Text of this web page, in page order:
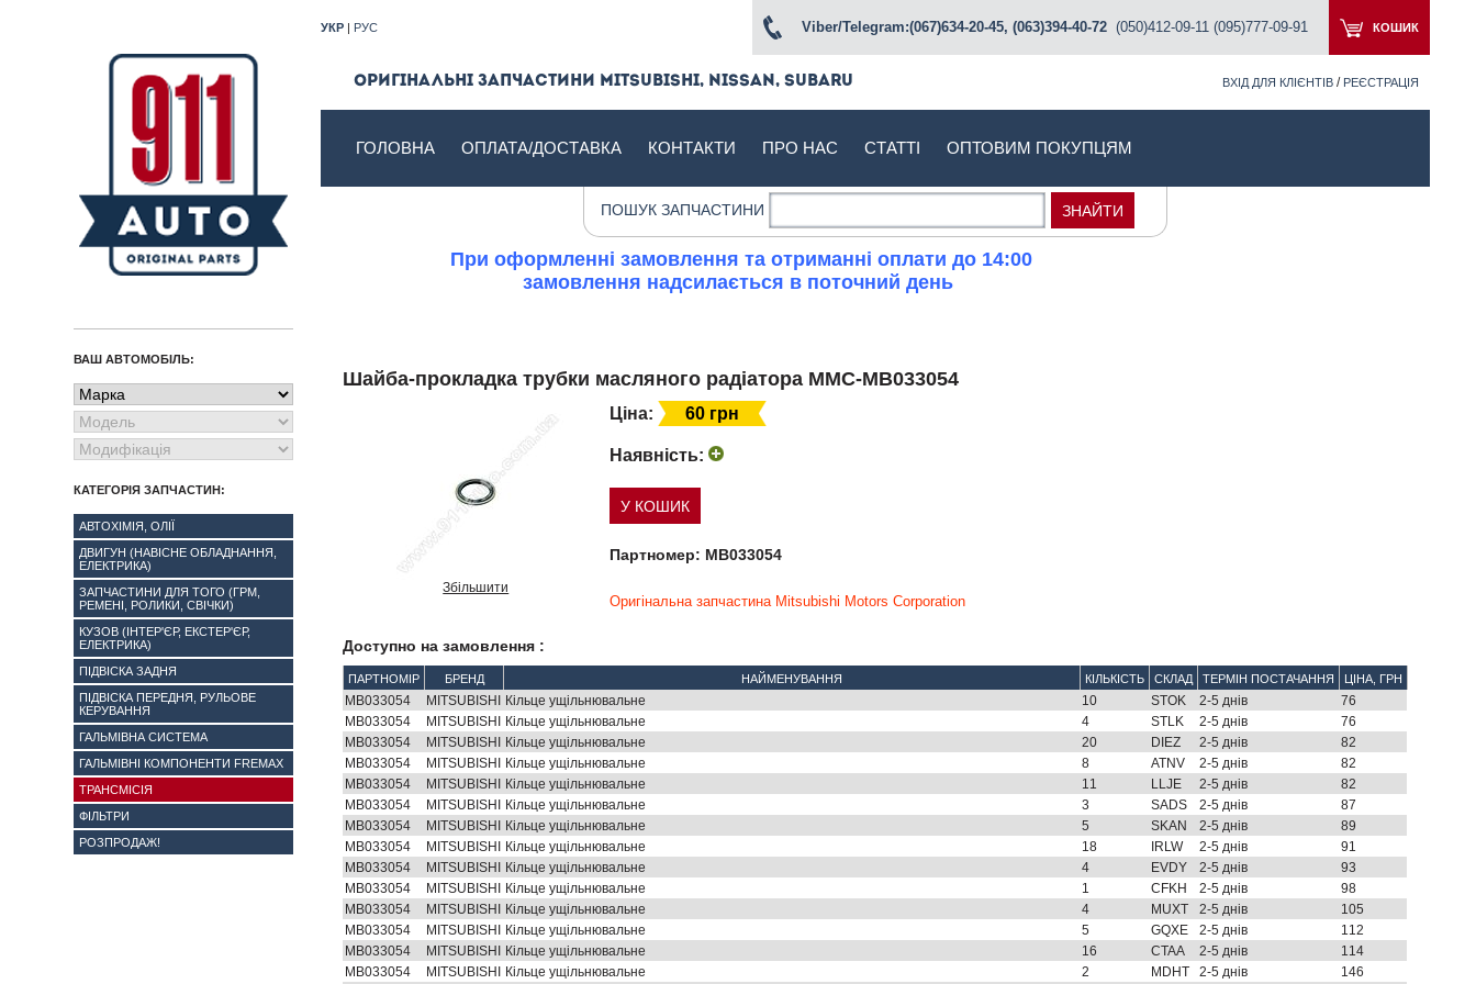
КОШИК
УКР | РУС Viber/Telegram:(067)634-20-45, (063)394-40-72 (050)412-09-11 (095)777-09-91
Оригінальні запчастини Mitsubishi, Nissan, Subaru ВХІД ДЛЯ КЛІЄНТІВ / РЕЄСТРАЦІЯ
ГОЛОВНА ОПЛАТА/ДОСТАВКА КОНТАКТИ ПРО НАС СТАТТІ ОПТОВИМ ПОКУПЦЯМ
ПОШУК ЗАПЧАСТИНИ
При оформленні замовлення та отриманні оплати до 14:00
замовлення надсилається в поточний день
Шайба-прокладка трубки масляного радіатора MMC-MB033054
Збільшити
Ціна: 60 ​​грн
Наявність:
Партномер: MB033054
Оригінальна запчастина Mitsubishi Motors Corporation
Доступно на замовлення :
ПАРТНОМІР БРЕНД НАЙМЕНУВАННЯ КІЛЬКІСТЬ СКЛАД ТЕРМІН ПОСТАЧАННЯ ЦІНА, ГРН
MB033054 MITSUBISHI Кільце ущільнювальне 10 STOK 2-5 днів
76
MB033054
MITSUBISHI Кільце ущільнювальне 4 STLK 2-5 днів
76
MB033054
MITSUBISHI Кільце ущільнювальне 20 DIEZ 2-5 днів
82
MB033054
MITSUBISHI Кільце ущільнювальне 8 ATNV 2-5 днів
82
MB033054
MITSUBISHI Кільце ущільнювальне 11 LLJE 2-5 днів
82
MB033054
MITSUBISHI Кільце ущільнювальне 3 SADS 2-5 днів
87
MB033054
MITSUBISHI Кільце ущільнювальне 5 SKAN 2-5 днів
89
MB033054
MITSUBISHI Кільце ущільнювальне 18 IRLW 2-5 днів
91
MB033054
MITSUBISHI Кільце ущільнювальне 4 EVDY 2-5 днів
93
MB033054
MITSUBISHI Кільце ущільнювальне 1 CFKH 2-5 днів
98
MB033054
MITSUBISHI Кільце ущільнювальне 4 MUXT 2-5 днів
105
MB033054
MITSUBISHI Кільце ущільнювальне 5 GQXE 2-5 днів
112
MB033054
MITSUBISHI Кільце ущільнювальне 16 CTAA 2-5 днів
114
MB033054
MITSUBISHI Кільце ущільнювальне 2 MDHT 2-5 днів 146
ВАШ АВТОМОБІЛЬ:
КАТЕГОРІЯ ЗАПЧАСТИН:
АВТОХІМІЯ, ОЛІЇ
ДВИГУН (НАВІСНЕ ОБЛАДНАННЯ,
ЕЛЕКТРИКА)
ЗАПЧАСТИНИ ДЛЯ ТОГО (ГРМ,
РЕМЕНІ, РОЛИКИ, СВІЧКИ)
КУЗОВ (ІНТЕР'ЄР, ЕКСТЕР'ЄР,
ЕЛЕКТРИКА)
ПІДВІСКА ЗАДНЯ
ПІДВІСКА ПЕРЕДНЯ, РУЛЬОВЕ
КЕРУВАННЯ
ГАЛЬМІВНА СИСТЕМА
ГАЛЬМІВНІ КОМПОНЕНТИ FREMAX
ТРАНСМІСІЯ
ФІЛЬТРИ
РОЗПРОДАЖ!